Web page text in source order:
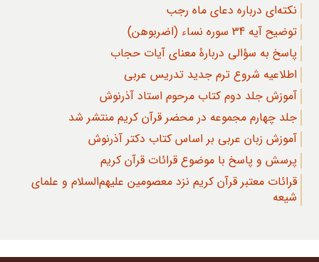
نکته‌ای درباره دعای ماه رجب
توضیح آیه 34 سوره نساء (اضربوهن)
پاسخ به سؤالی دربارۀ معنای آیات حجاب
اطلاعیه شروع ترم جدید تدریس عربی
آموزش جلد دوم کتاب مرحوم استاد آذرنوش
جلد چهارم مجموعه در محضر قرآن کریم منتشر شد
آموزش زبان عربی بر اساس کتاب دکتر آذرنوش
پرسش و پاسخ با موضوع قرائات قرآن کریم
قرائات معتبر قرآن کریم نزد معصومین علیهم‌السلام و علمای
شیعه